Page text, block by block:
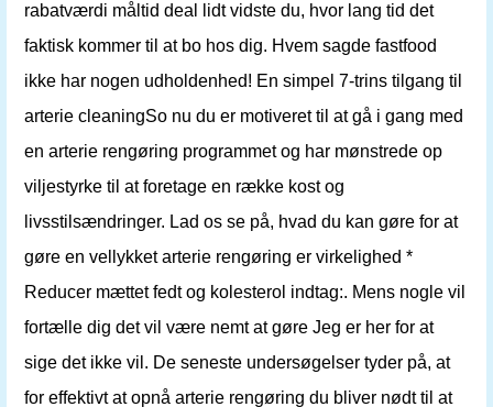
rabatværdi måltid deal lidt vidste du, hvor lang tid det
faktisk kommer til at bo hos dig. Hvem sagde fastfood
ikke har nogen udholdenhed! En simpel 7-trins tilgang til
arterie cleaningSo nu du er motiveret til at gå i gang med
en arterie rengøring programmet og har mønstrede op
viljestyrke til at foretage en række kost og
livsstilsændringer. Lad os se på, hvad du kan gøre for at
gøre en vellykket arterie rengøring er virkelighed *
Reducer mættet fedt og kolesterol indtag:. Mens nogle vil
fortælle dig det vil være nemt at gøre Jeg er her for at
sige det ikke vil. De seneste undersøgelser tyder på, at
for effektivt at opnå arterie rengøring du bliver nødt til at